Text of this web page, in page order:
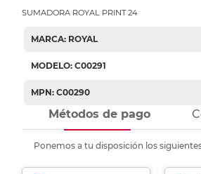
SUMADORA ROYAL PRINT 24
MARCA: ROYAL
MODELO: C00291
MPN: C00290
Métodos de pago
Ponemos a tu disposición los